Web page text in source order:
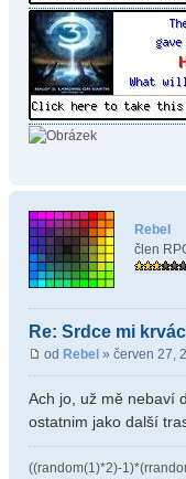
Rebel
člen
Re: Srdce mi
od Rebel » červen 27,
Ach jo, už mě nebaví
ostatnim jako další
((random(1)*2)-